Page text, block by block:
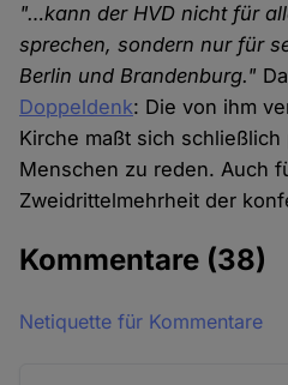
"…kann der HVD nicht für
sprechen, sondern nur für
Berlin und Brandenburg."
Doppeldenk: Die von ihm
Kirche maßt sich
Menschen zu reden. Auch
Zweidrittelmehrheit der
Kommentare (38)
Netiquette für Kommentare